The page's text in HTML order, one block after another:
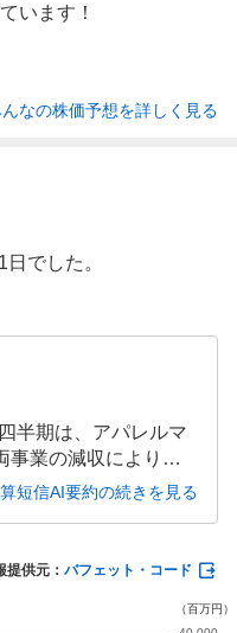
います！
なの株価予想を詳しく見る
でした。
半期は、アパレルマ
事業の減収により、
49億円と大幅に落ち
なり純損失1億円を
短信AI要約の続きを見る
提供元： バフェット・コード